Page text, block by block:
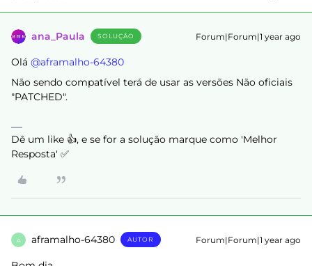
ana_Paula SOLUÇÃO Forum|Forum|1 year ago
Olá ​ @aframalho-64380
Não sendo compatível terá de usar as versões Não oficiais
"PATCHED".
Dê um like 👍, e se for a solução marque como 'Melhor
Resposta' ✅
A aframalho-64380 AUTOR Forum|Forum|1 year ago